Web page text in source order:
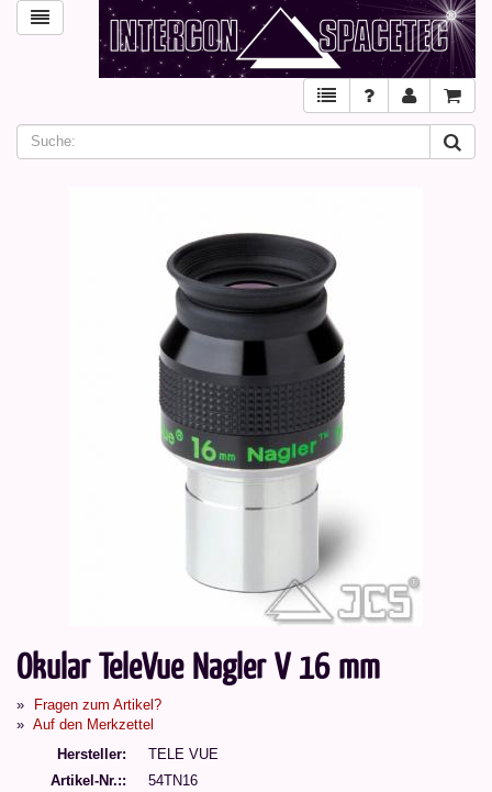
Okular TeleVue Nagler V 16 mm
Fragen zum Artikel?
Auf den Merkzettel
Hersteller
TELE VUE
Artikel-Nr.:
54TN16